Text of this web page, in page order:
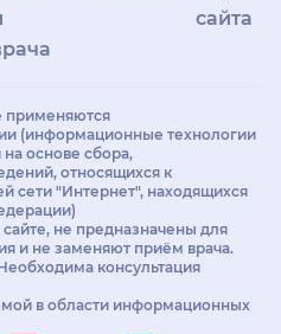
сайта
применяются
(информационные технологии
основе сбора,
относящихся к
сети "Интернет", находящихся
не предназначены для
и не заменяют приём врача.
консультация
в области информационных